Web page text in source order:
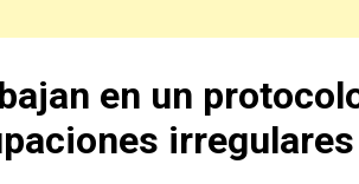
en un
irregulares